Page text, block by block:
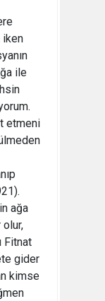
iken
ile
etmeni
ağa
Fitnat
gider
kimse